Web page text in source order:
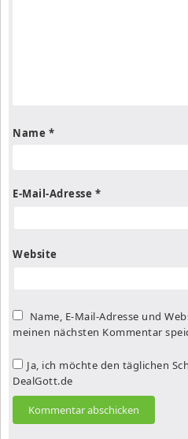
Name *
E-Mail-Adresse *
Website
Name, E-Mail-Adresse und
meinen nächsten Kommentar
Ja, ich möchte den täglichen
DealGott.de